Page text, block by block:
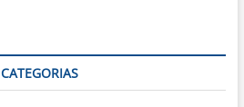
CATEGORIAS